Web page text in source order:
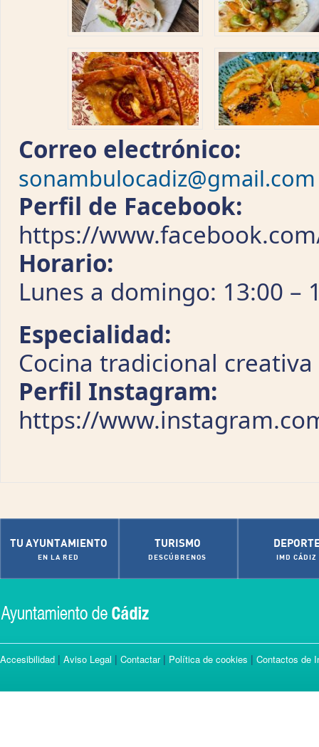
Correo electrónico:
sonambulocadiz@gmail.com
Perfil de Facebook:
https://
Horario:
Lunes a domingo: 13:00 –
Especialidad:
Cocina tradicional creativa
Perfil Instagram:
https://
TU AYUNTAMIENTO
EN LA RED
TURISMO
DESCÚBRENOS IMD CÁDIZ
Accesibilidad | Aviso Legal | Contactar| Política de cookies | Contactos de